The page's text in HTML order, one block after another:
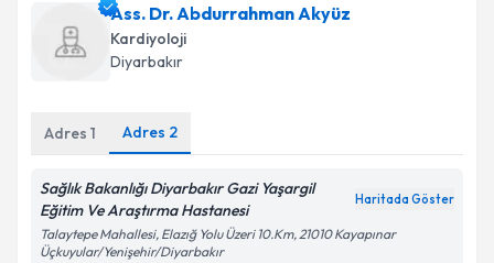
Ass. Dr. Kerem Özbekiçin randevu takvimi talebi
oluşturun. Size bu uzmandan randevu almanız için bir
takvim hazırlandığında e-posta ile bilgilendireceğiz.
Kişisel verilerimin işlenmesine ilişkin
Aydınlatma
Metni'ni okudum ve kişisel verilerimin belirtilen
kapsamda işlenmesini kabul ediyorum.
Ass. Dr. Abdurrahman Akyüz
Kardiyoloji
Diyarbakır
Adres 1 Adres 2
Sağlık Bakanlığı Diyarbakır Gazi Yaşargil
Eğitim Ve Araştırma Hastanesi
Haritada Göster
Talaytepe Mahallesi, Elazığ Yolu Üzeri 10.Km, 21010 Kayapınar
Üçkuyular/Yenişehir/Diyarbakır